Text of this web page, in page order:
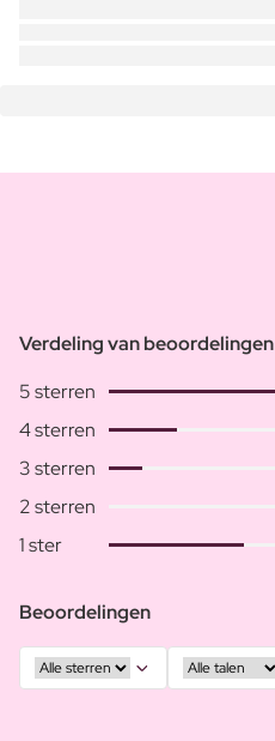
Verdeling van beoordelingen
5 sterren
4 sterren
3 sterren
2 sterren
1 ster
Beoordelingen